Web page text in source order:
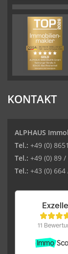
KONTAKT
ALPHAUS
Tel.: +49 (0)
Tel.: +49 (0) 89
Tel.: +43 (0)